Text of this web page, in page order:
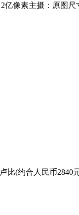
像素主摄：原图尺
(约合人民币2840